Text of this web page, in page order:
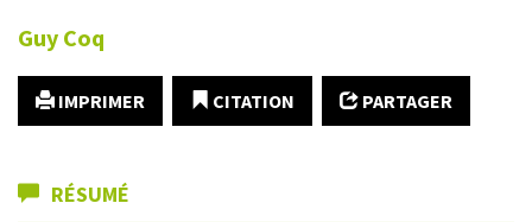
Guy Coq
IMPRIMER CITATION PARTAGER
RÉSUMÉ